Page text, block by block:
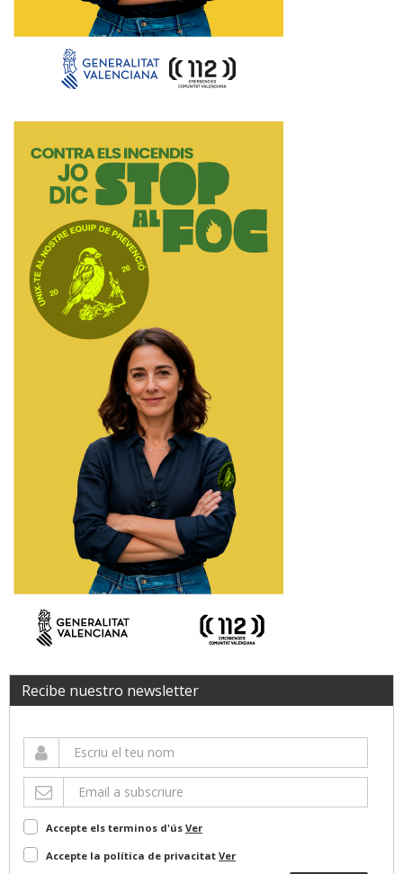
Recibe nuestro newsletter
Accepte els terminos d'ús Ver
Accepte la política de privacitat Ver